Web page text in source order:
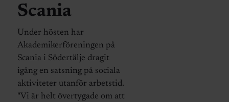
Scania
Under hösten har
Akademikerföreningen på
Scania i Södertälje dragit
igång en satsning på sociala
aktiviteter utanför arbetstid.
"Vi är helt övertygade om att